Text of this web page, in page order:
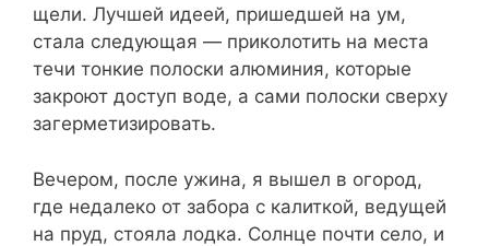
щели. Лучшей идеей, пришедшей на ум,
стала следующая — приколотить на места
течи тонкие полоски алюминия, которые
закроют доступ воде, а сами полоски сверху
загерметизировать.
Вечером, после ужина, я вышел в огород,
где недалеко от забора с калиткой, ведущей
на пруд, стояла лодка. Солнце почти село, и